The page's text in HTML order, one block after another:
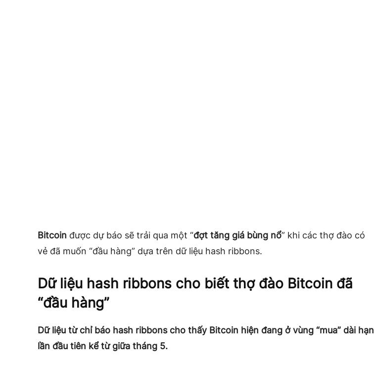
Bitcoin được dự báo sẽ trải qua một “đợt tăng giá bùng nổ” khi các thợ đào có
vẻ đã muốn “đầu hàng” dựa trên dữ liệu hash ribbons.
Dữ liệu hash ribbons cho biết thợ đào Bitcoin đã
“đầu hàng”
Dữ liệu từ chỉ báo hash ribbons cho thấy Bitcoin hiện đang ở vùng “mua” dài hạn
lần đầu tiên kể từ giữa tháng 5.